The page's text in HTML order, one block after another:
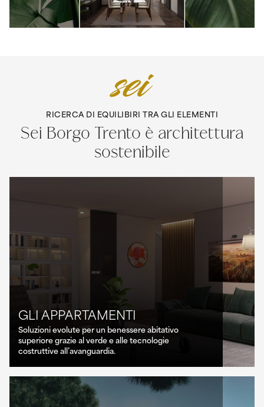
RICERCA DI EQUILIBIRI TRA GLI ELEMENTI
Sei Borgo Trento è architettura
sostenibile
GLI APPARTAMENTI
Soluzioni evolute per un benessere abitativo
superiore grazie al verde e alle tecnologie
costruttive all’avanguardia.